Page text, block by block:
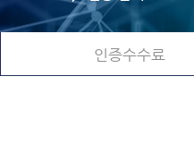
인증수수료